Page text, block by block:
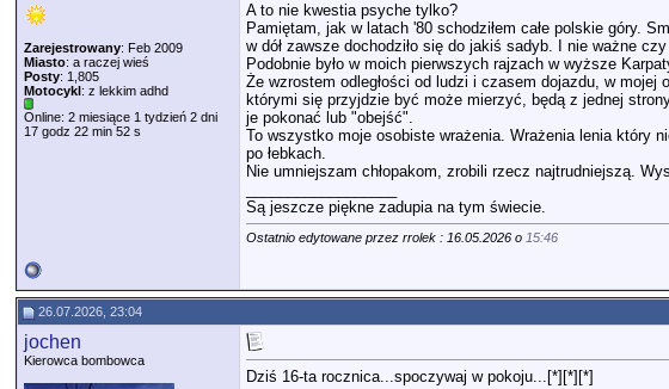
Zarejestrowany: Feb 2009
Miasto: a raczej wieś
Posty: 1,805
Motocykl: z lekkim adhd
Online: 2 miesiące 1 tydzień 2 dni
17 godz 22 min 52 s
A to nie kwestia psyche tylko?
Pamiętam, jak w latach '80 schodziłem całe polskie góry.
w dół zawsze dochodziło się do jakiś sadyb. I nie ważne
Podobnie było w moich pierwszych rajzach w wyższe
Że wzrostem odległości od ludzi i czasem dojazdu, w
którymi się przyjdzie być może mierzyć, będą z jednej
je pokonać lub "obejść".
To wszystko moje osobiste wrażenia. Wrażenia lenia który
po łebkach.
Nie umniejszam chłopakom, zrobili rzecz najtrudniejszą.
Są jeszcze piękne zadupia na tym świecie.
Ostatnio edytowane przez rrolek : 16.05.2026 o 15:46
26.07.2026, 23:04
jochen
Kierowca bombowca
Dziś 16-ta rocznica...spoczywaj w pokoju...[*][*][*]